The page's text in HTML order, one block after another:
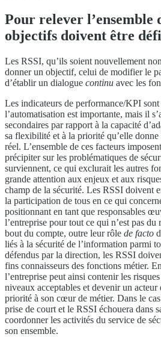
Pour relever l’ensemble
objectifs doivent être
Les RSSI, qu’ils soient nouvellement
donner un objectif, celui de modifier le
d’établir un dialogue continu avec les
Les indicateurs de performance/KPI
l’automatisation est importante, mais il
secondaires par rapport à la capacité
sa flexibilité et à la priorité qu’elle donne
réel. L’ensemble de ces facteurs
précipiter sur les problématiques de
surviennent, ce qui exclurait les autres
grande attention aux enjeux et aux
champ de la sécurité. Les RSSI doivent
la participation de tous en ce qui
positionnant en tant que responsables
l’entreprise pour tout ce qui n’est pas du
bout du compte, outre leur rôle de facto
liés à la sécurité de l’information parmi
défendus par la direction, les RSSI
fins connaisseurs des fonctions métier.
l’entreprise peut ainsi contenir les
niveaux acceptables et devenir un
priorité à son cœur de métier. Dans le
prise de court et le RSSI échouera dans
coordonner les activités du service de
son ensemble.